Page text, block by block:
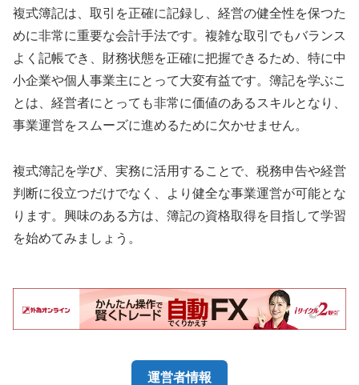
複式簿記は、取引を正確に記録し、経営の健全性を保つた
めに非常に重要な会計手法です。複雑な取引でもバランス
よく記帳でき、財務状態を正確に把握できるため、特に中
小企業や個人事業主にとって大変有益です。簿記を学ぶこ
とは、経営者にとっても非常に価値のあるスキルとなり、
事業運営をスムーズに進めるために欠かせません。
複式簿記を学び、実務に活用することで、税務申告や経営
判断に役立つだけでなく、より健全な事業運営が可能とな
ります。興味のある方は、簿記の資格取得を目指して学習
を始めてみましょう。
運営者情報